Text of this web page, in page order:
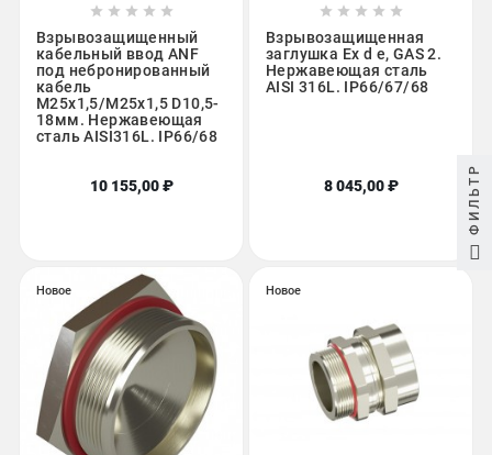
    
Взрывозащищенный
кабельный ввод ANF
под небронированный
кабель
M25х1,5/M25х1,5 D10,5-
18мм. Нержавеющая
сталь AISI316L. IP66/68
10 155,00 ₽
    
Взрывозащищенная
заглушка Ex d e, GAS 2.
Нержавеющая сталь
AISI 316L. IP66/67/68
8 045,00 ₽
Новое Новое
ФИЛЬТР